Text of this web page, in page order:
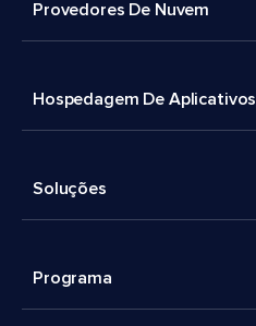
Provedores De Nuvem
Hospedagem De Aplicativos
Soluções
Programa